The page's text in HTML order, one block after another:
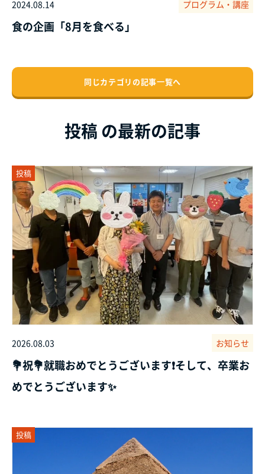
2024.08.14 プログラム・講座
食の企画「8月を食べる」
同じカテゴリの記事⼀覧へ
投稿 の最新の記事
投稿
2026.08.03 お知らせ
💐祝💐就職おめでとうございます❗そして、卒業お
めでとうございます✨
投稿